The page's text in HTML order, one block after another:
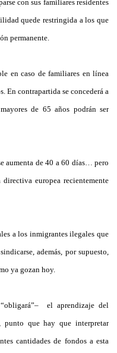
con sus familiares residentes
quede restringida a los que
permanente.
en caso de familiares en línea
En contrapartida se concederá a
de 65 años podrán ser
de 40 a 60 días… pero
europea recientemente
a los inmigrantes ilegales que
además, por supuesto,
ya gozan hoy.
el aprendizaje del
punto que hay que interpretar
cantidades de fondos a esta